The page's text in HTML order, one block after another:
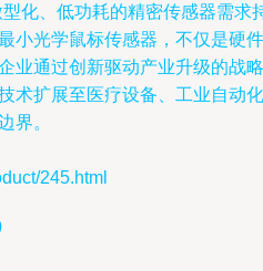
化、低功耗的精密传感器需求
小光学鼠标传感器，不仅是硬件
业通过创新驱动产业升级的战略
术扩展至医疗设备、工业自动化
界。
245.html